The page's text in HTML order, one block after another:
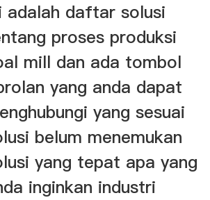
adalah daftar solusi
proses produksi
mill dan ada tombol
yang anda dapat
yang sesuai
belum menemukan
yang tepat apa yang
inginkan industri